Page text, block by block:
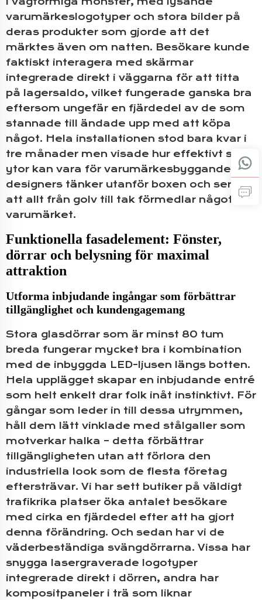
varumärkeslogotyper och stora bilder på
deras produkter som gjorde att det
märktes även om natten. Besökare kunde
faktiskt interagera med skärmar
integrerade direkt i väggarna för att titta
på lagersaldo, vilket fungerade ganska bra
eftersom ungefär en fjärdedel av de som
stannade till ändade upp med att köpa
något. Hela installationen stod bara kvar i
tre månader men visade hur effektivt små
ytor kan vara för varumärkesbyggande om
designers tänker utanför boxen och ser till
att allt från golv till tak förmedlar något om
varumärket.
Funktionella fasadelement: Fönster,
dörrar och belysning för maximal
attraktion
Utforma inbjudande ingångar som förbättrar
tillgänglighet och kundengagemang
Stora glasdörrar som är minst 80 tum
breda fungerar mycket bra i kombination
med de inbyggda LED-ljusen längs botten.
Hela upplägget skapar en inbjudande entré
som helt enkelt drar folk inåt instinktivt. För
gångar som leder in till dessa utrymmen,
håll dem lätt vinklade med stålgaller som
motverkar halka – detta förbättrar
tillgängligheten utan att förlora den
industriella look som de flesta företag
eftersträvar. Vi har sett butiker på väldigt
trafikrika platser öka antalet besökare
med cirka en fjärdedel efter att ha gjort
denna förändring. Och sedan har vi de
väderbeständiga svängdörrarna. Vissa har
snygga lasergraverade logotyper
integrerade direkt i dörren, andra har
kompositpaneler i trä som liknar